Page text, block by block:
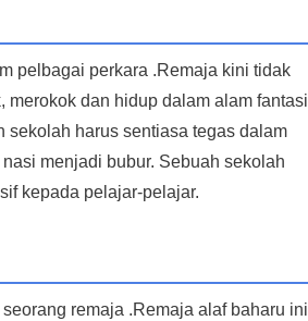
pelbagai perkara .Remaja kini tidak
dan hidup dalam alam fantasi
sekolah harus sentiasa tegas dalam
menjadi bubur. Sebuah sekolah
kepada pelajar-pelajar.
remaja .Remaja alaf baharu ini